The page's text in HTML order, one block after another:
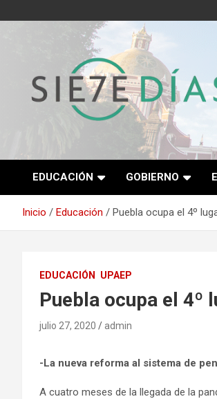
al
Semanario 7
EDUCACIÓN GOBIERNO
Inicio Educación Puebla ocupa el 4º
EDUCACIÓN UPAEP
Puebla ocupa el 4º
julio 27, 2020 admin
-La nueva reforma al sistema de
A cuatro meses de la llegada de la